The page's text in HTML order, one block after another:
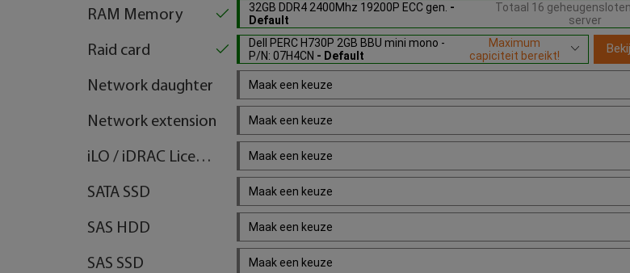
RAM Memory 32GB DDR4 2400Mhz 19200P ECC gen. -
Default
Totaal 16
server
Raid card
Dell PERC H730P 2GB BBU mini mono -
P/N: 07H4CN - Default
Maximum
capiciteit bereikt!
Network daughter Maak een keuze
Network extension Maak een keuze
iLO / iDRAC License Key Maak een keuze
SATA SSD Maak een keuze
SAS HDD Maak een keuze
SAS SSD Maak een keuze